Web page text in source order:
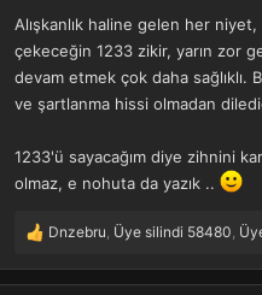
Alışkanlık haline gelen her
çekeceğin 1233 zikir, yarın zor
devam etmek çok daha sağlıklı.
ve şartlanma hissi olmadan
1233'ü sayacağım diye zihnini
olmaz, e nohuta da yazık ..
T
p
Dnzebru Üye silindi 58480